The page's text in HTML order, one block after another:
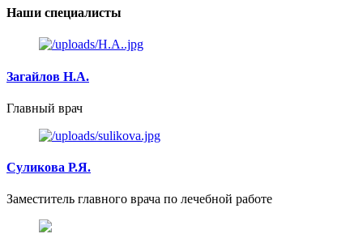
Наши специалисты
Загайлов Н.А.
Главный врач
Суликова Р.Я.
Заместитель главного врача по лечебной работе